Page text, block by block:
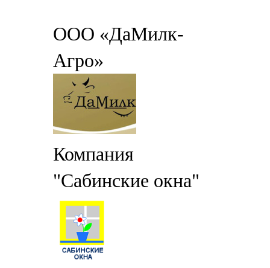
ООО «ДаМилк-
Агро»
Компания
"Сабинские окна"